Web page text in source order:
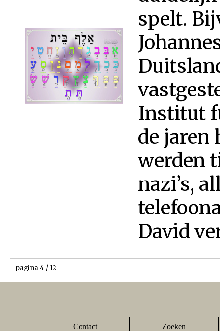
spelt.
Institut
de jaren
werden
nazi’s,
David
pagina 4 / 12
Contact Zoeken